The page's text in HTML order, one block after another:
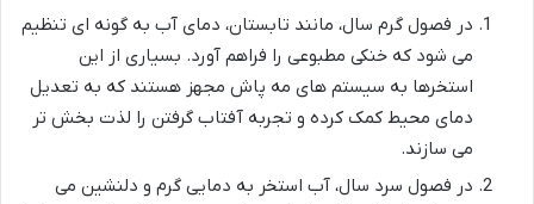
در فصول گرم سال، مانند تابستان، دمای آب به گونه ای تنظیم
می شود که خنکی مطبوعی را فراهم آورد. بسیاری از این
استخرها به سیستم های مه پاش مجهز هستند که به تعدیل
دمای محیط کمک کرده و تجربه آفتاب گرفتن را لذت بخش تر
می سازند.
در فصول سرد سال، آب استخر به دمایی گرم و دلنشین می